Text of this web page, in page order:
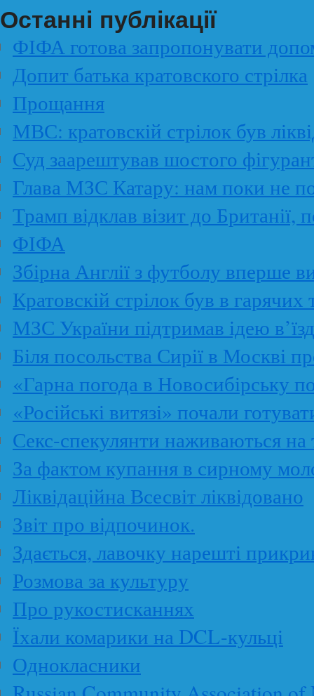
Останні публікації
ФІФА готова запропонувати
Допит батька кратовского стрілка
Прощання
МВС: кратовскій стрілок був
Суд заарештував шостого
Глава МЗС Катару: нам поки не
Трамп відклав візит до
ФІФА
Збірна Англії з футболу вперше
Кратовскій стрілок був в гарячих
МЗС України підтримав ідею
Біля посольства Сирії в Москві
«Гарна погода в Новосибірську
«Російські витязі» почали
Секс-спекулянти наживаються на
За фактом купання в сирному
Ліквідаційна Всесвіт ліквідовано
Звіт про відпочинок.
Здається, лавочку нарешті
Розмова за культуру
Про рукостисканнях
Їхали комарики на DCL-кульці
Однокласники